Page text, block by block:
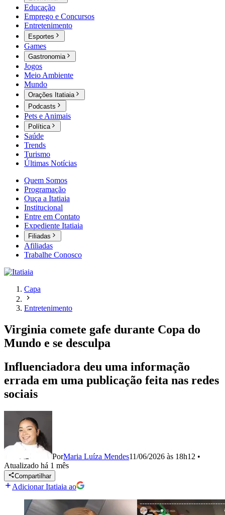
Educação
Emprego e Concursos
Entretenimento
Esportes
Games
Gastronomia
Jogos
Meio Ambiente
Mundo
Orações Itatiaia
Podcasts
Pets e Animais
Política
Saúde
Trends
Turismo
Últimas Notícias
Quem Somos
Programação
Ouça a Itatiaia
Institucional
Entre em Contato
Expediente Itatiaia
Filiadas
Afiliadas
Trabalhe Conosco
Capa
Entretenimento
Virginia comete gafe durante Copa do
Mundo e se desculpa
Influenciadora deu uma informação
errada em uma publicação feita nas redes
sociais
PorMaria Luíza Mendes11/06/2026 às 18h12 •
Atualizado há 1 mês
Compartilhar
Adicionar Itatiaia ao